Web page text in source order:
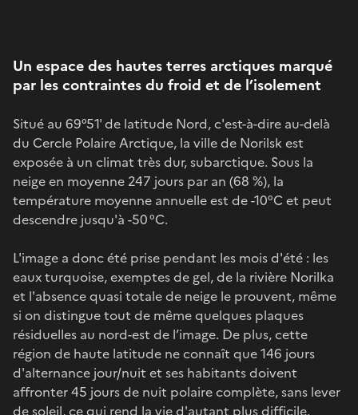
Un espace des hautes terres arctiques marqué
par les contraintes du froid et de l’isolement
Situé au 69°51' de latitude Nord, c'est-à-dire au-delà
du Cercle Polaire Arctique, la ville de Norilsk est
exposée à un climat très dur, subarctique. Sous la
neige en moyenne 247 jours par an (68 %), la
température moyenne annuelle est de -10°C et peut
descendre jusqu'à -50 °C.
L'image a donc été prise pendant les mois d'été : les
eaux turquoise, exemptes de gel, de la rivière Norilka
et l'absence quasi totale de neige le prouvent, même
si on distingue tout de même quelques plaques
résiduelles au nord-est de l’image. De plus, cette
région de haute latitude ne connaît que 146 jours
d'alternance jour/nuit et ses habitants doivent
affronter 45 jours de nuit polaire complète, sans lever
de soleil, ce qui rend la vie d'autant plus difficile.